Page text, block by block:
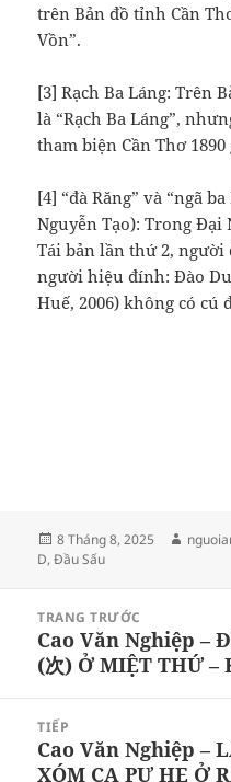
trên Bản đồ tỉnh Cần
Vồn”.
[3] Rạch Ba Láng: Trên
là “Rạch Ba Láng”,
tham biện Cần Thơ 1890
[4] “đà Răng” và “ngã
Nguyễn Tạo): Trong Đại
Tái bản lần thứ 2,
người hiệu đính: Đào
Huế, 2006) không có cú
Đăng
vào
8 Tháng 8, 2025
Tác
D,Đầu Sấu
hướngTRANG TRƯỚC
Bài
viết
Cao Văn Nghiệp –
(次) Ở MIỆT THỨ –
TIẾP
Bài
tiếp
Cao Văn Nghiệp –
XÓM CA PƯ HE Ở